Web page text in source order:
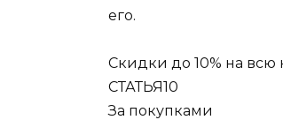
его.
Скидки до 10% на всю
СТАТЬЯ10
За покупками